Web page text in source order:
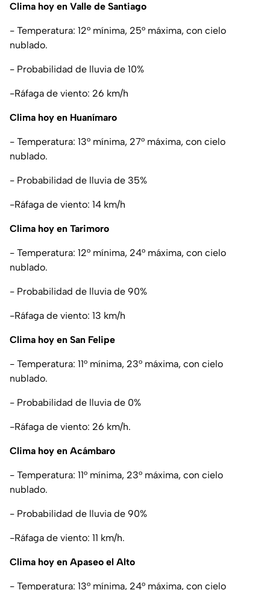
Clima hoy en Valle de Santiago
- Temperatura: 12° mínima, 25° máxima, con cielo
nublado.
- Probabilidad de lluvia de 10%
-Ráfaga de viento: 26 km/h
Clima hoy en Huanímaro
- Temperatura: 13° mínima, 27° máxima, con cielo
nublado.
- Probabilidad de lluvia de 35%
-Ráfaga de viento: 14 km/h
Clima hoy en Tarimoro
- Temperatura: 12° mínima, 24° máxima, con cielo
nublado.
- Probabilidad de lluvia de 90%
-Ráfaga de viento: 13 km/h
Clima hoy en San Felipe
- Temperatura: 11° mínima, 23° máxima, con cielo
nublado.
- Probabilidad de lluvia de 0%
-Ráfaga de viento: 26 km/h.
Clima hoy en Acámbaro
- Temperatura: 11° mínima, 23° máxima, con cielo
nublado.
- Probabilidad de lluvia de 90%
-Ráfaga de viento: 11 km/h.
Clima hoy en Apaseo el Alto
- Temperatura: 13° mínima, 24° máxima, con cielo